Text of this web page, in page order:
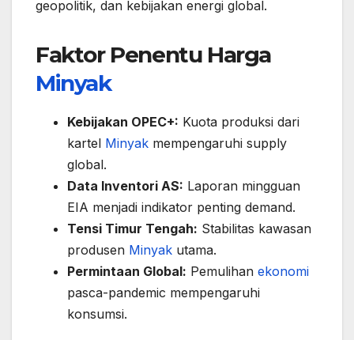
geopolitik, dan kebijakan energi global.
Faktor Penentu Harga
Minyak
Kebijakan OPEC+: Kuota produksi dari
kartel Minyak mempengaruhi supply
global.
Data Inventori AS: Laporan mingguan
EIA menjadi indikator penting demand.
Tensi Timur Tengah: Stabilitas kawasan
produsen Minyak utama.
Permintaan Global: Pemulihan ekonomi
pasca-pandemic mempengaruhi
konsumsi.